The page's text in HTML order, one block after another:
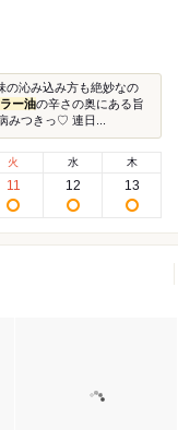
の沁み込み方も絶妙なの
ラー油の辛さの奥にある旨
みつきっ♡ 連日...
火
11
水
12
木
13